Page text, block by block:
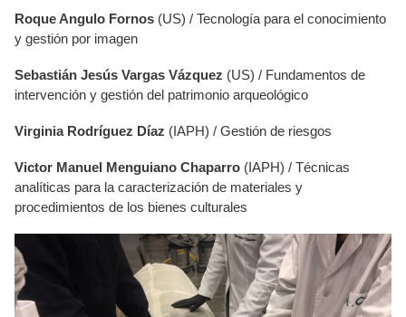
Roque Angulo Fornos (US) / Tecnología para el conocimiento
y gestión por imagen
Sebastián Jesús Vargas Vázquez (US) / Fundamentos de
intervención y gestión del patrimonio arqueológico
Virginia Rodríguez Díaz (IAPH) / Gestión de riesgos
Victor Manuel Menguiano Chaparro (IAPH) / Técnicas
analíticas para la caracterización de materiales y
procedimientos de los bienes culturales